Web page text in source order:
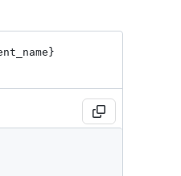
name}